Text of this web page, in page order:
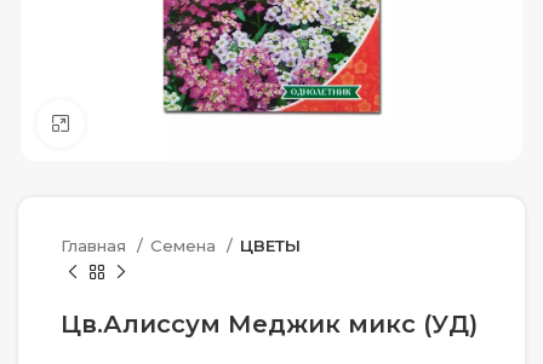
Главная Семена ЦВЕТЫ
Цв.Алиссум Меджик микс (УД)